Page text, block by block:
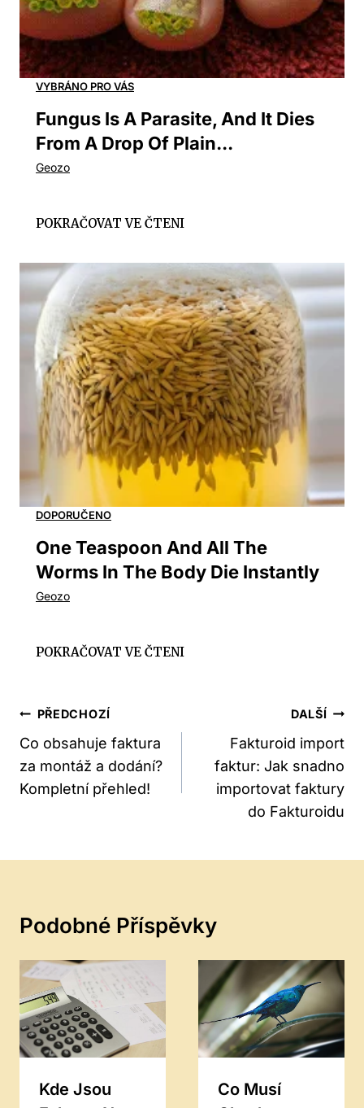
Fungus Is A Parasite, And It Dies
From A Drop Of Plain...
One Teaspoon And All The
Worms In The Body Die Instantly
Navigace
Pro
Příspěvek
PŘEDCHOZÍ
Co obsahuje faktura
za montáž a dodání?
Kompletní přehled!
DALŠÍ
Fakturoid import
faktur: Jak snadno
importovat faktury
do Fakturoidu
Podobné Příspěvky
Kde Jsou
Co Musí